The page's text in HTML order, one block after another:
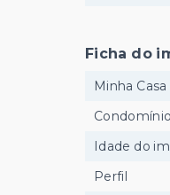
Ficha do
Minha
Condomínio
Idade do
Perfil